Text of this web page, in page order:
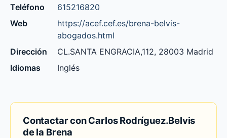
Teléfono
615216820
Web
https://acef.cef.es/brena-belvis-
abogados.html
Dirección
CL.SANTA ENGRACIA,112, 28003 Madrid
Idiomas
Inglés
Contactar con Carlos Rodríguez.Belvis
de la Brena